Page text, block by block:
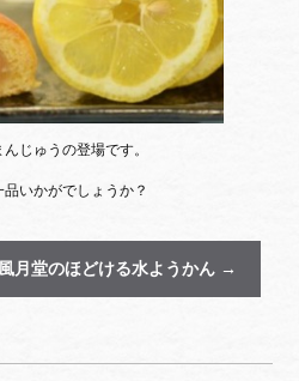
じゅうの登場です。
いかがでしょうか？
風月堂のほどける水ようかん →